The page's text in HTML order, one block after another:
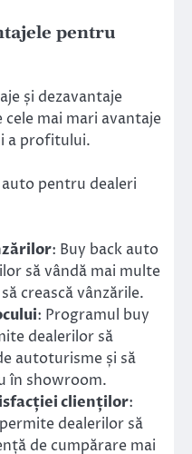
pentru
și dezavantaje
mai mari avantaje
a profitului.
pentru dealeri
: Buy back auto
să vândă mai multe
crească vânzările.
: Programul buy
dealerilor să
autoturisme și să
în showroom.
clienților:
dealerilor să
de cumpărare mai